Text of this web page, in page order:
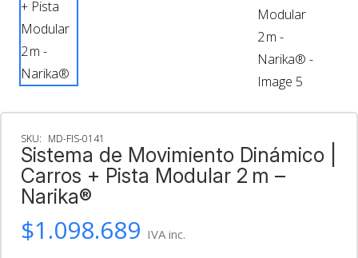
SKU: MD-FIS-0141
Sistema de Movimiento Dinámico |
Carros + Pista Modular 2 m –
Narika®
$1.098.689 IVA inc.